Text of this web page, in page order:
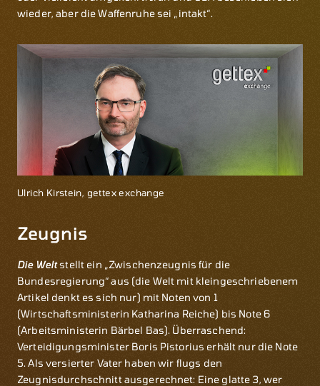
wieder, aber die Waffenruhe sei „intakt“.
Ulrich Kirstein, gettex exchange
Zeugnis
Die Weltstellt ein „Zwischenzeugnis für die
Bundesregierung“ aus (die Welt mit kleingeschriebenem
Artikel denkt es sich nur) mit Noten von 1
(Wirtschaftsministerin Katharina Reiche) bis Note 6
(Arbeitsministerin Bärbel Bas). Überraschend:
Verteidigungsminister Boris Pistorius erhält nur die Note
5. Als versierter Vater haben wir flugs den
Zeugnisdurchschnitt ausgerechnet: Eine glatte 3, wer